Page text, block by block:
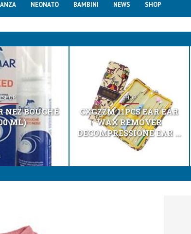
NEONATO BAMBINI NEWS SHOP
SHOP
NEZ BOUCHÉ
ML)
SHOP
CXGZZM 11PCS EAR EAR
WAX REMOVER
DECOMPRESSIONE EAR ...